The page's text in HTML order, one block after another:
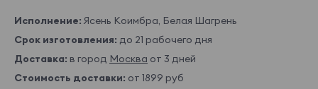
Исполнение: Ясень Коимбра, Белая Шагрень
Срок изготовления: до 21 рабочего дня
Доставка: в город Москва от 3 дней
Стоимость доставки: от 1899 руб